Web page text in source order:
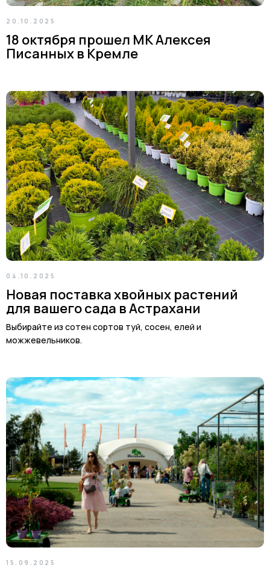
20.10.2025
18 октября прошел МК Алексея
Писанных в Кремле
04.10.2025
Новая поставка хвойных растений
для вашего сада в Астрахани
Выбирайте из сотен сортов туй, сосен, елей и
можжевельников.
15.09.2025